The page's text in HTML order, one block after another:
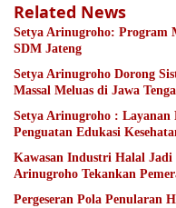
Related News
Setya Arinugroho: Program
SDM Jateng
Setya Arinugroho Dorong
Massal Meluas di Jawa
Setya Arinugroho :
Penguatan Edukasi
Kawasan Industri Halal
Arinugroho Tekankan
Pergeseran Pola Penularan